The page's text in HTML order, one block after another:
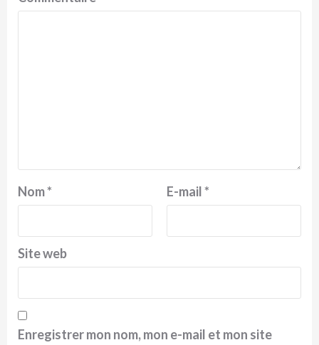
Nom* E-mail*
Site web
Enregistrer mon nom, mon e-mail et mon site